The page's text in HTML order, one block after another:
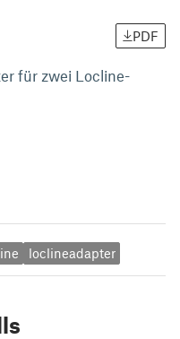
PDF
für zwei Locline-
loclineadapter